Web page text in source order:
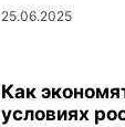
25.06.2025
Как
условиях